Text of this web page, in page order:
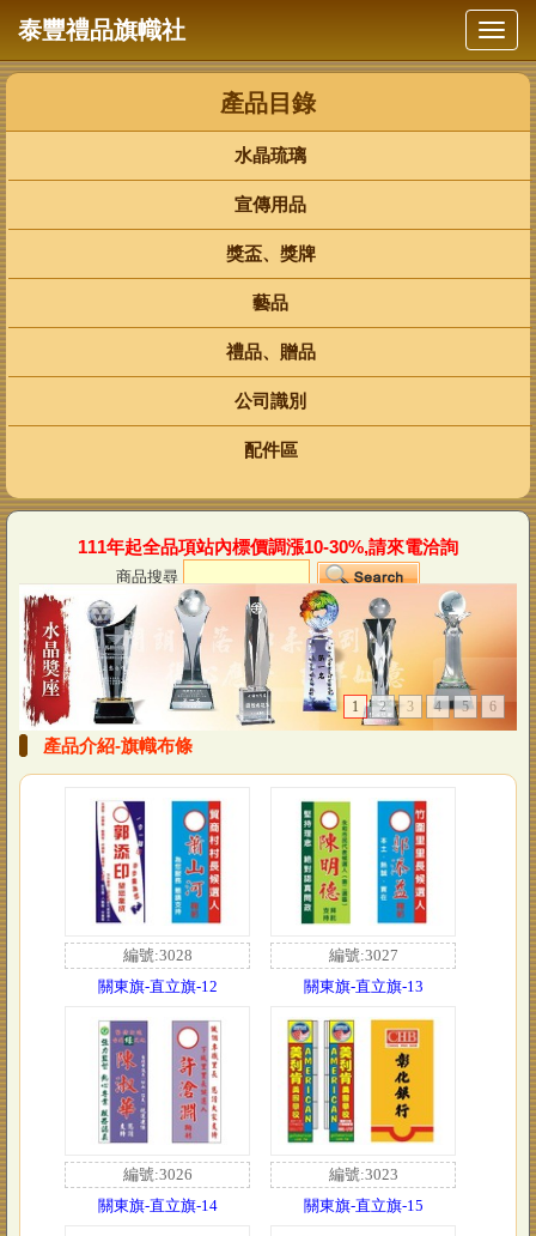
泰豐禮品旗幟社
水晶琉璃
宣傳用品
獎盃、獎牌
藝品
禮品、贈品
公司識別
配件區
111年起全品項站內標價調漲10-30%,請來電洽詢
商品搜尋
1 2 3 4 5 6
產品介紹-旗幟布條
編號:3028
關東旗-直立旗-12
編號:3027
關東旗-直立旗-13
編號:3026
關東旗-直立旗-14
編號:3023
關東旗-直立旗-15